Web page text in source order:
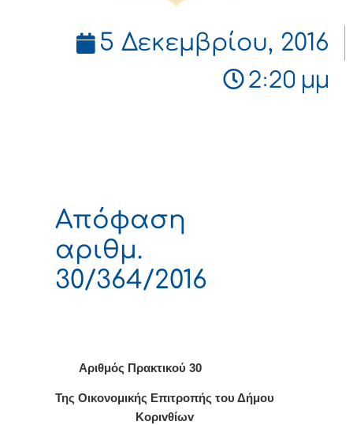
5 Δεκεμβρίου, 2016
2:20 μμ
Απόφαση
αριθμ.
30/364/2016
Αριθμός Πρακτικού 30
Της Οικονομικής Επιτρoπής τoυ Δήμoυ
Κoριvθίωv